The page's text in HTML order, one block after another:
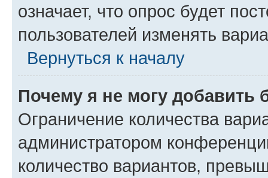
означает, что опрос будет
пользователей изменять
Вернуться к началу
Почему я не могу добавить
Ограничение количества
администратором
количество вариантов,